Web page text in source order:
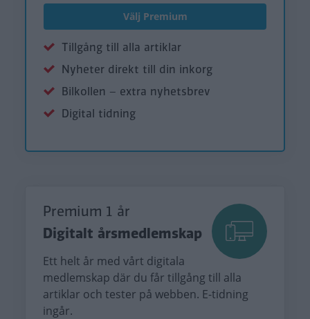
Välj Premium
Tillgång till alla artiklar
Nyheter direkt till din inkorg
Bilkollen – extra nyhetsbrev
Digital tidning
Premium 1 år
Digitalt årsmedlemskap
Ett helt år med vårt digitala
medlemskap där du får tillgång till alla
artiklar och tester på webben. E-tidning
ingår.